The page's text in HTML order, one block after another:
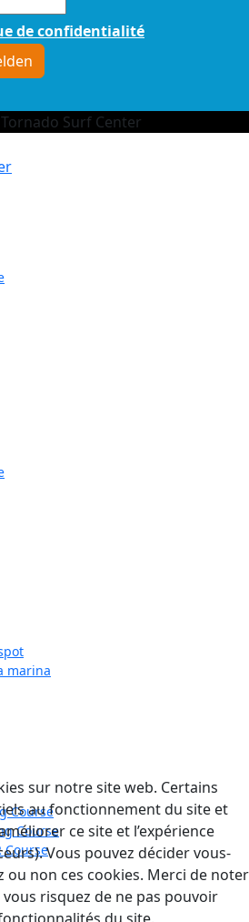
de confidentialité
Surf Center
marina
Course
Course
Course
sur notre site web. Certains
au fonctionnement du site et
ce site et l’expérience
Vous pouvez décider vous-
ou non ces cookies. Merci de noter
risquez de ne pas pouvoir